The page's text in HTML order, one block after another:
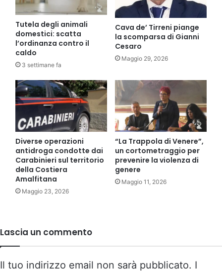
Tutela degli animali
domestici: scatta
l’ordinanza contro il
caldo
3 settimane fa
Cava de’ Tirreni piange
la scomparsa di Gianni
Cesaro
Maggio 29, 2026
Diverse operazioni
antidroga condotte dai
Carabinieri sul territorio
della Costiera
Amalfitana
Maggio 23, 2026
“La Trappola di Venere”,
un cortometraggio per
prevenire la violenza di
genere
Maggio 11, 2026
Lascia un commento
Il tuo indirizzo email non sarà pubblicato. I